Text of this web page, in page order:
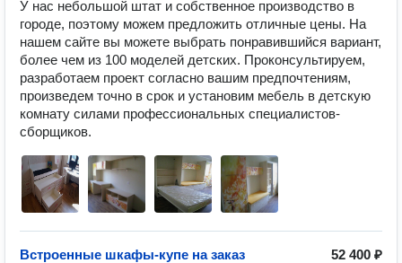
У нас небольшой штат и собственное производство в
городе, поэтому можем предложить отличные цены. На
нашем сайте вы можете выбрать понравившийся вариант,
более чем из 100 моделей детских. Проконсультируем,
разработаем проект согласно вашим предпочтениям,
произведем точно в срок и установим мебель в детскую
комнату силами профессиональных специалистов-
52 400 ₽
Встроенные шкафы-купе на заказ